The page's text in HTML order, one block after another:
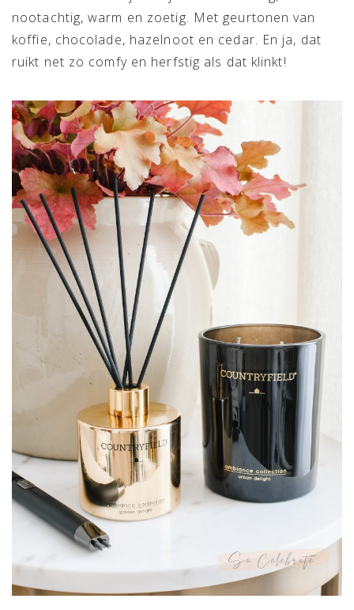
nootachtig, warm en zoetig. Met geurtonen van
koffie, chocolade, hazelnoot en cedar. En ja, dat
ruikt net zo comfy en herfstig als dat klinkt!